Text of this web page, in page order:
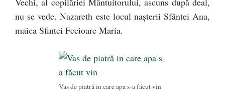
nu se vede. Nazareth este locul naşterii Sfântei Ana,
maica Sfintei Fecioare Maria.
Vas de piatră in care apa s-a făcut vin